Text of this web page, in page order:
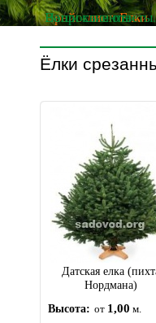
Прайс-лист. Елки
Вопросы и
Наши клиенты
Ёлки
Датская елка
Нордмана)
Высота: от 1,00 м.